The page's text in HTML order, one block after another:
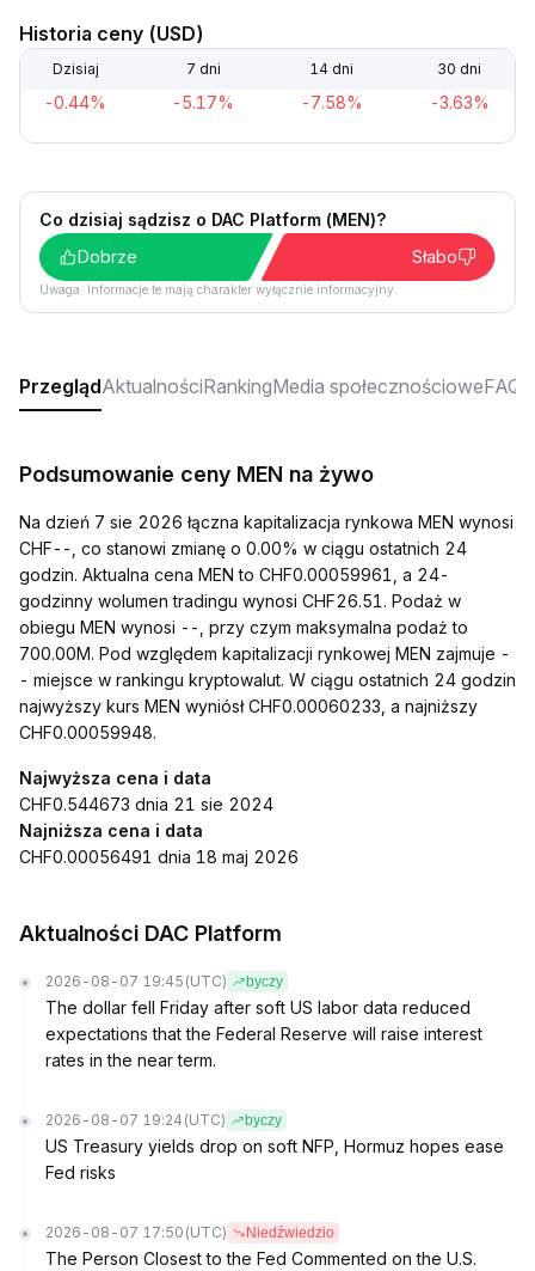
Historia ceny (USD)
Dzisiaj 7 dni 14 dni 30 dni
-0.44% -5.17% -7.58% -3.63%
Co dzisiaj sądzisz o DAC Platform (MEN)?
Dobrze
Słabo
Uwaga: Informacje te mają charakter wyłącznie informacyjny.
PrzeglądAktualnościRankingMedia społecznościoweFAQ
Podsumowanie ceny MEN na żywo
Na dzień 7 sie 2026 łączna kapitalizacja rynkowa MEN wynosi
CHF--, co stanowi zmianę o 0.00% w ciągu ostatnich 24
godzin. Aktualna cena MEN to CHF0.00059961, a 24-
godzinny wolumen tradingu wynosi CHF26.51. Podaż w
obiegu MEN wynosi --, przy czym maksymalna podaż to
700.00M. Pod względem kapitalizacji rynkowej MEN zajmuje -
- miejsce w rankingu kryptowalut. W ciągu ostatnich 24 godzin
najwyższy kurs MEN wyniósł CHF0.00060233, a najniższy
CHF0.00059948.
Najwyższa cena i data
CHF0.544673 dnia 21 sie 2024
Najniższa cena i data
CHF0.00056491 dnia 18 maj 2026
Aktualności DAC Platform
2026-08-07 19:45 (UTC) byczy
The dollar fell Friday after soft US labor data reduced
expectations that the Federal Reserve will raise interest
rates in the near term.
2026-08-07 19:24 (UTC) byczy
US Treasury yields drop on soft NFP, Hormuz hopes ease
Fed risks
2026-08-07 17:50 (UTC) Niedźwiedzio
The Person Closest to the Fed Commented on the U.S.